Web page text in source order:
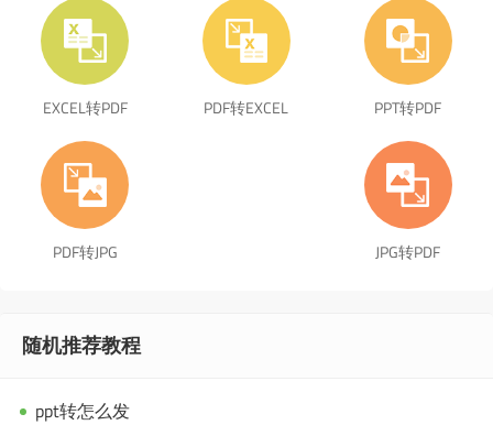
EXCEL转PDF PDF转EXCEL PPT转PDF
PDF转JPG JPG转PDF
随机推荐教程
ppt转怎么发